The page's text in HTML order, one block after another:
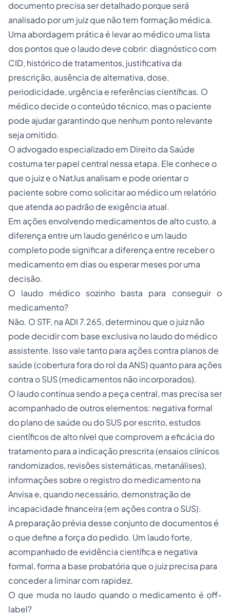
documento precisa ser detalhado porque será
analisado por um juiz que não tem formação médica.
Uma abordagem prática é levar ao médico uma lista
dos pontos que o laudo deve cobrir: diagnóstico com
CID, histórico de tratamentos, justificativa da
prescrição, ausência de alternativa, dose,
periodicidade, urgência e referências científicas. O
médico decide o conteúdo técnico, mas o paciente
pode ajudar garantindo que nenhum ponto relevante
seja omitido.
O advogado especializado em Direito da Saúde
costuma ter papel central nessa etapa. Ele conhece o
que o juiz e o NatJus analisam e pode orientar o
paciente sobre como solicitar ao médico um relatório
que atenda ao padrão de exigência atual.
Em ações envolvendomedicamentos de alto custo, a
diferença entre um laudo genérico e um laudo
completo pode significar a diferença entre receber o
medicamento em dias ou esperar meses por uma
decisão.
O laudo médico sozinho basta para conseguir o
medicamento?
Não. O STF, na ADI 7.265, determinou que o juiz não
pode decidir com base exclusiva no laudo do médico
assistente. Isso vale tanto para ações contra planos de
saúde (cobertura fora do rol da ANS) quanto para ações
contra o SUS (medicamentos não incorporados).
O laudo continua sendo a peça central, mas precisa ser
acompanhado de outros elementos: negativa formal
do plano de saúde ou do SUS por escrito, estudos
científicos de alto nível que comprovem a eficácia do
tratamento para a indicação prescrita (ensaios clínicos
randomizados, revisões sistemáticas, metanálises),
informações sobre o registro do medicamento na
Anvisa e, quando necessário, demonstração de
incapacidade financeira (em ações contra o SUS).
A preparação prévia desse conjunto de documentos é
o que define a força do pedido. Um laudo forte,
acompanhado de evidência científica e negativa
formal, forma a base probatória que o juiz precisa para
conceder a liminar com rapidez.
O que muda no laudo quando o medicamento é off-
label?